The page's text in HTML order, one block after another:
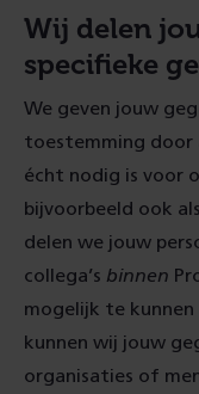
Wij delen
specifieke
We geven jouw
toestemming door
écht nodig is voor
bijvoorbeeld ook
delen we jouw
collega’s binnen
mogelijk te kunnen
kunnen wij jouw
organisaties of